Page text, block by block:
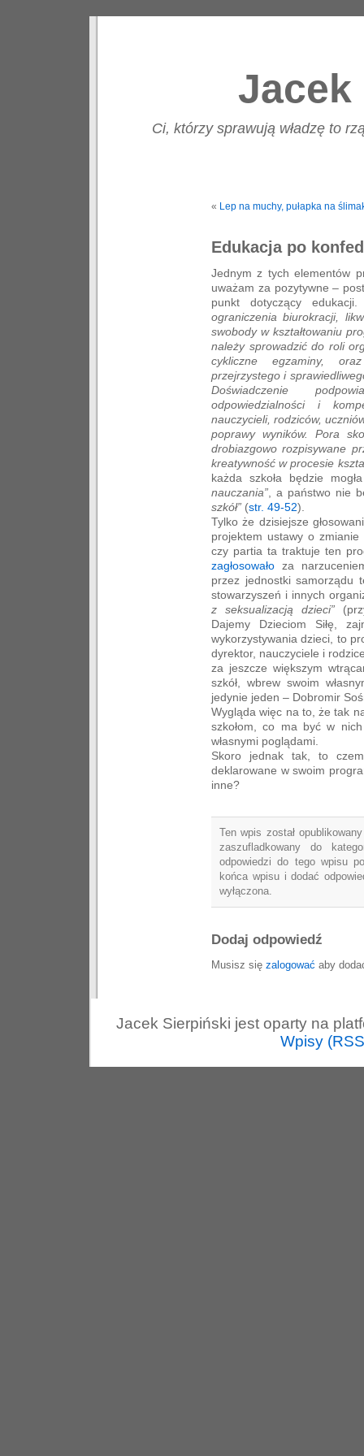
Ci, którzy sprawują władzę to
« Lep na muchy, pułapka na
Edukacja po
Jednym z tych elementów
uważam za pozytywne –
punkt dotyczący
ograniczenia biurokracji,
swobody w kształtowaniu
należy sprowadzić do roli
cykliczne egzaminy,
przejrzystego i
Doświadczenie
odpowiedzialności i
nauczycieli, rodziców,
poprawy wyników. Pora
drobiazgowo rozpisywane
kreatywność w procesie
każda szkoła będzie
nauczania” , a państwo nie
szkół” (str. 49-52).
Tylko że dzisiejsze
projektem ustawy o
czy partia ta traktuje ten
zagłosowało za
przez jednostki samorządu
stowarzyszeń i innych
z seksualizacją dzieci”
Dajemy Dzieciom Siłę,
wykorzystywania dzieci, to
dyrektor, nauczyciele i
za jeszcze większym
szkół, wbrew swoim
jedynie jeden – Dobromir
Wygląda więc na to, że tak
szkołom, co ma być w
własnymi poglądami.
Skoro jednak tak, to
deklarowane w swoim
inne?
Ten wpis został
zaszufladkowany do
odpowiedzi do tego wpisu
końca wpisu i dodać
wyłączona.
Dodaj odpowiedź
Musisz się zalogować aby
Jacek Sierpiński jest oparty na
Wpisy